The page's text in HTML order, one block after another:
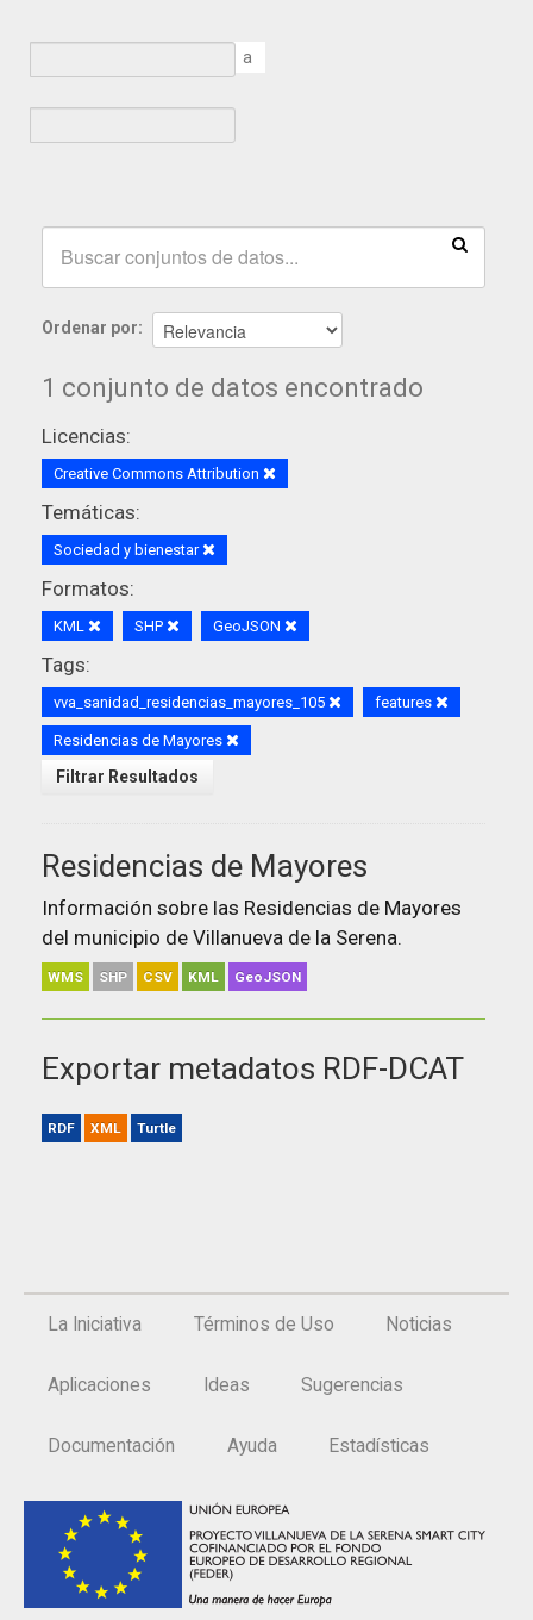
a
Ordenar por
1 conjunto de datos encontrado
Licencias:
Creative Commons Attribution
Temáticas:
Sociedad y bienestar
Formatos:
KML SHP GeoJSON
Tags:
vva_sanidad_residencias_mayores_105 features
Residencias de Mayores
Filtrar Resultados
Residencias de Mayores
Información sobre las Residencias de Mayores
del municipio de Villanueva de la Serena.
WMS SHP CSV KML GeoJSON
Exportar metadatos RDF-DCAT
RDF XML Turtle
La Iniciativa Términos de Uso Noticias
Aplicaciones Ideas Sugerencias
Documentación Ayuda Estadísticas